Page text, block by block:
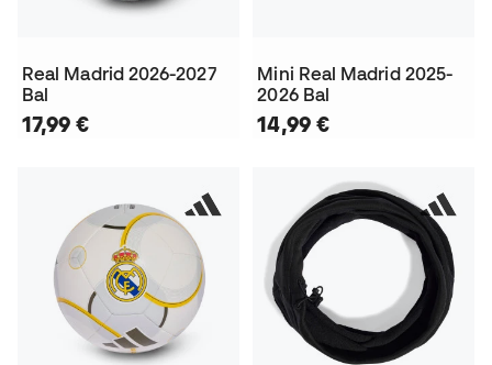
Real Madrid 2026-2027
Bal
17,99 €
Mini Real Madrid 2025-
2026 Bal
14,99 €